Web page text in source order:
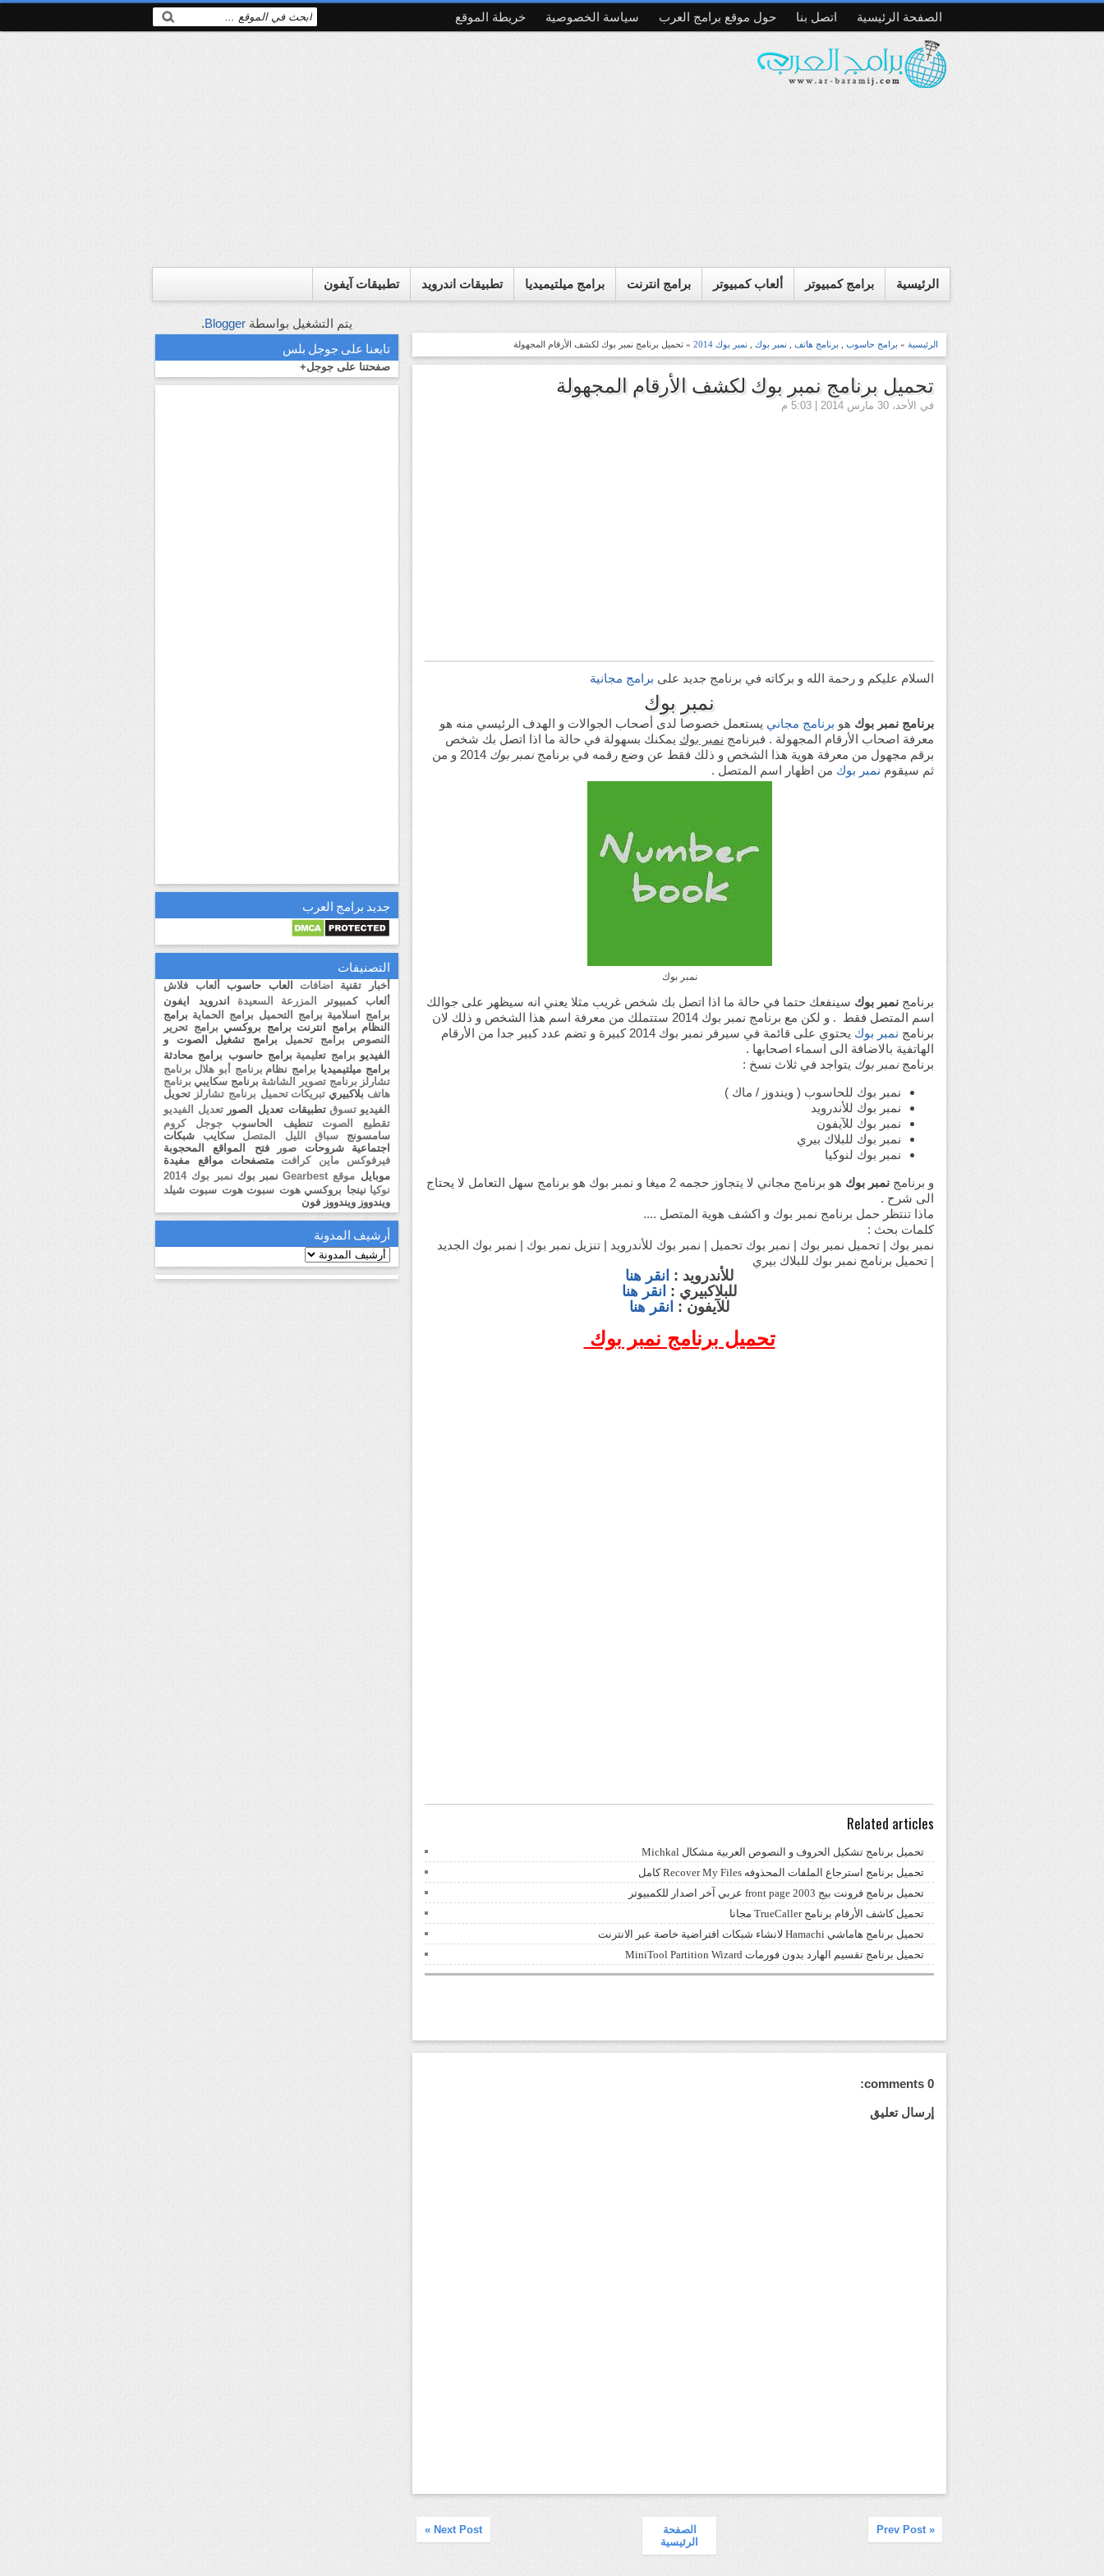
الصفحة الرئيسية اتصل بنا حول موقع برامج العرب سياسة الخصوصية خريطة الموقع
الرئيسية برامج كمبيوتر ألعاب كمبيوتر برامج انترنت برامج ميلتيميديا تطبيقات اندرويد تطبيقات آيفون
الرئيسية » برامج حاسوب برنامج هاتف نمبر بوك نمبر بوك 2014 » تحميل برنامج نمبر بوك لكشف الأرقام المجهولة
تحميل برنامج نمبر بوك لكشف الأرقام المجهولة
في الأحد، 30 مارس 2014 | 5:03 م
السلام عليكم و رحمة الله و بركاته في برنامج جديد على برامج مجانية
نمبر بوك
برنامج نمبر بوك هو برنامج مجاني يستعمل خصوصا لدى أصحاب الجوالات و الهدف الرئيسي منه هو
معرفة اصحاب الأرقام المجهولة . فبرنامج نمبر بوك يمكنك بسهولة في حالة ما اذا اتصل بك شخص
برقم مجهول من معرفة هوية هذا الشخص و ذلك فقط عن وضع رقمه في برنامجنمبر بوك
2014 و من
ثم سيقوم نمبر بوك من اظهار اسم المتصل .
نمبر بوك
برنامج نمبر بوك سينفعك حتما في حالة ما اذا اتصل بك شخص غريب مثلا يعني انه سيظهر على جوالك
اسم المتصل فقط . و لكن مع برنامج نمبر بوك 2014 ستتملك من معرفة اسم هذا الشخص و ذلك لان
برنامج نمبر بوك
يحتوي على قائمة في سيرفر نمبر بوك 2014 كبيرة و تضم عدد كبير جدا من الأرقام
الهاتفية بالاضافة الى اسماء اصحابها .
برنامج نمبر بوك يتواجد في ثلاث نسخ :
نمبر بوك للحاسوب ( ويندوز / ماك )
نمبر بوك للأندرويد
نمبر بوك للآيفون
نمبر بوك للبلاك بيري
نمبر بوك لنوكيا
و برنامج نمبر بوك
هو برنامج مجاني لا يتجاوز حجمه 2 ميغا و نمبر بوك هو برنامج سهل التعامل لا يحتاج
الى شرح .
ماذا تنتظر حمل برنامج نمبر بوك و اكشف هوية المتصل ....
كلمات بحث :
نمبر بوك | تحميل نمبر بوك | نمبر بوك تحميل | نمبر بوك للأندرويد | تنزيل نمبر بوك | نمبر بوك الجديد
| تحميل برنامج نمبر بوك للبلاك بيري
للأندرويد : انقر هنا
للبلاكبيري : انقر هنا
للآيفون : انقر هنا
تحميل برنامج نمبر بوك
Related articles
تحميل برنامج تشكيل الحروف و النصوص العربية مشكال Michkal
تحميل برنامج استرجاع الملفات المحذوفه Recover My Files كامل
تحميل برنامج فرونت بيج front page 2003 عربي آخر اصدار للكمبيوتر
تحميل كاشف الأرقام برنامج TrueCaller مجانا
تحميل برنامج هاماشي Hamachi لانشاء شبكات افتراضية خاصة عبر الانترنت
تحميل برنامج تقسيم الهارد بدون فورمات MiniTool Partition Wizard
0 comments:
إرسال تعليق
« Prev Post
Next Post »
الصفحة
الرئيسية
يتم التشغيل بواسطة Blogger
.
تابعنا على جوجل بلس
صفحتنا على جوجل+
جديد برامج العرب
التصنيفات
أخبار تقنية اضافات العاب حاسوب
ألعاب فلاش
ألعاب كمبيوتر
المزرعة السعيدة اندرويد
ايفون
برامج اسلامية برامج التحميل برامج الحماية برامج
النظام برامج انترنت برامج بروكسي برامج تحرير
النصوص
برامج تحميل
برامج تشغيل الصوت و
الفيديو برامج تعليمية برامج حاسوب برامج محادثة
برامج ميلتيميديا برامج نظام برنامج أبو هلال برنامج
تشارلز برنامج تصوير الشاشة برنامج سكايبي برنامج
هاتف بلاكبيري تبريكات تحميل برنامج تشارلز تحويل
الفيديو تسوق تطبيقات تعديل الصور تعديل الفيديو
تقطيع الصوت
تنطيف الحاسوب
جوجل كروم
سامسونج
سباق الليل المتصل سكايب
شبكات
اجتماعية
شروحات صور
فتح المواقع المحجوبة
فيرفوكس
ماين كرافت متصفحات
مواقع مفيدة
موبايل موقع Gearbest نمبر بوك نمبر بوك 2014
نوكيا نينجا بروكسي هوت سبوت هوت سبوت شيلد
ويندووز ويندووز فون
أرشيف المدونة